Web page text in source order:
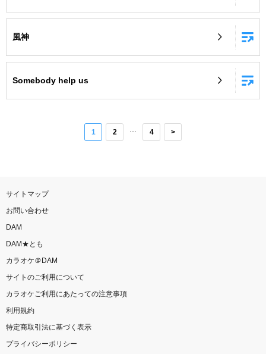
風神
Somebody help us
1 2 4 >
サイトマップ
お問い合わせ
DAM
DAM★とも
カラオケ＠DAM
サイトのご利用について
カラオケご利用にあたっての注意事項
利用規約
特定商取引法に基づく表示
プライバシーポリシー